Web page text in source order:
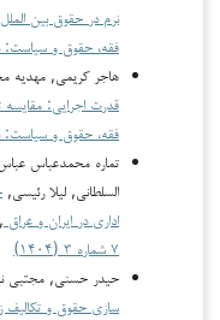
نرم در حقوق بین
فقه، حقوق و سیاست: دوره ۶ شماره ۳
هاجر کریمی, مهدیه
قدرت اجرایی: مقایسه
فقه، حقوق و سیاست: دوره ۲ شماره
تماره محمدعباس
السلطاني, لیلا رئیسی,
اداری در ایران و عراق ,
۷ شماره ۳ (۱۴۰۴)
حیدر حسنی, مجتبی
سازی حقوق و تکالیف